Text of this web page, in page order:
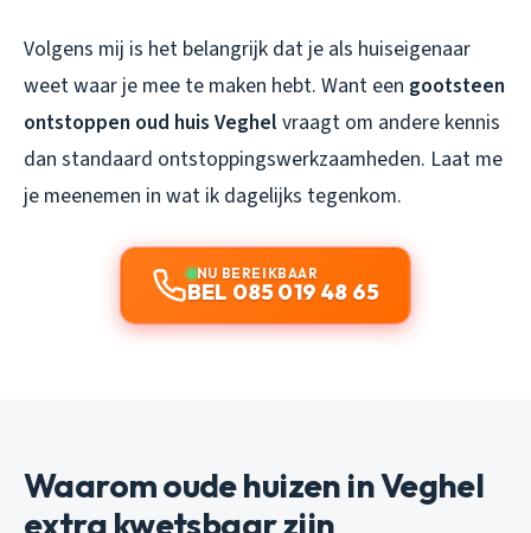
Volgens mij is het belangrijk dat je als huiseigenaar
weet waar je mee te maken hebt. Want een gootsteen
ontstoppen oud huis Veghel vraagt om andere kennis
dan standaard ontstoppingswerkzaamheden. Laat me
je meenemen in wat ik dagelijks tegenkom.
NU BEREIKBAAR
BEL 085 019 48 65
Waarom oude huizen in Veghel
extra kwetsbaar zijn